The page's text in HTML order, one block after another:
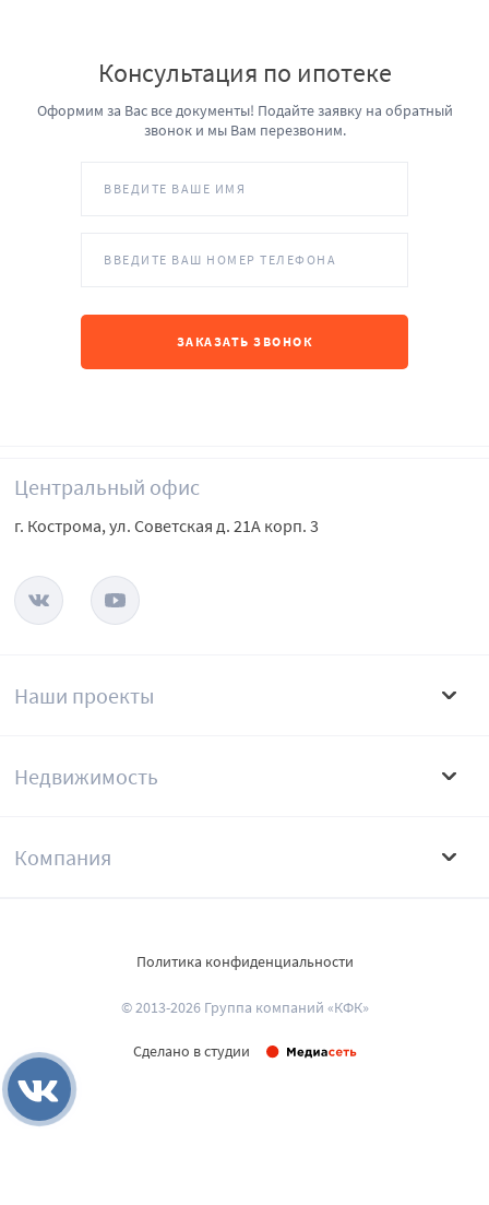
Консультация по ипотеке
Оформим за Вас все документы! Подайте заявку на обратный
звонок и мы Вам перезвоним.
Наши проекты
Недвижимость
Компания
Центральный офис
г. Кострома, ул. Советская д. 21А корп. 3
© 2013-2026 Группа компаний «КФК»
Политика конфиденциальности
Сделано в студии